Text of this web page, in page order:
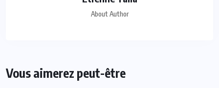
About Author
Vous aimerez peut-être